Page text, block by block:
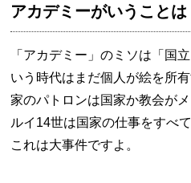
アカデミーがいうことは
「アカデミー」のミソは「国
いう時代はまだ個人が絵を所
家のパトロンは国家か教会が
ルイ14世は国家の仕事をすべ
これは大事件ですよ。